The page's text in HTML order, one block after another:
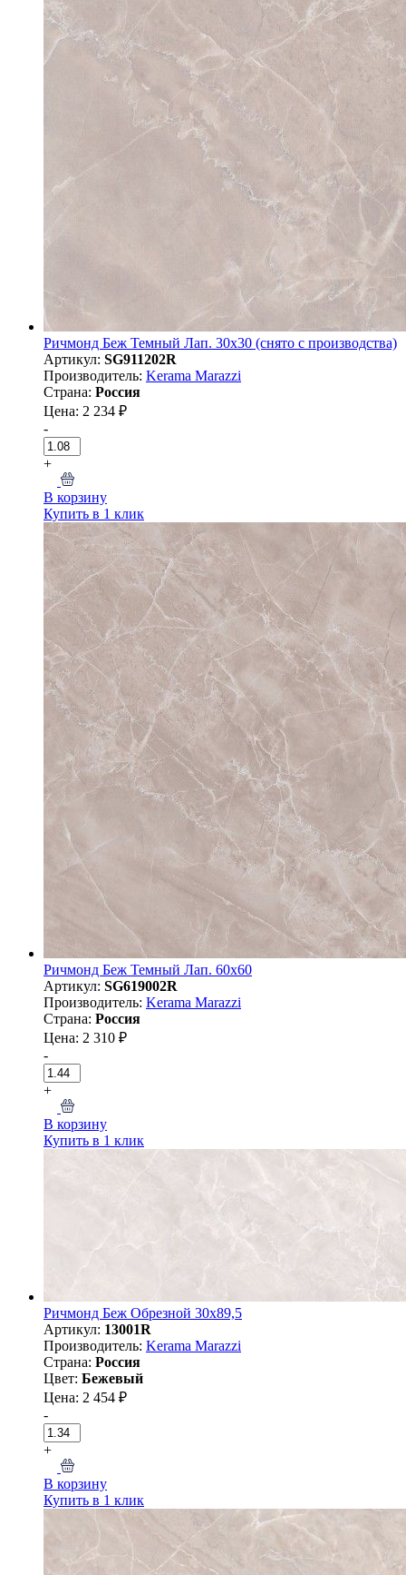
Ричмонд Беж Темный Лап. 30х30 (снято с производства)
Артикул: SG911202R
Производитель: Kerama Marazzi
Страна: Россия
Цена: 2 234 ₽
-
+
В корзину
Купить в 1 клик
Ричмонд Беж Темный Лап. 60х60
Артикул: SG619002R
Производитель: Kerama Marazzi
Страна: Россия
Цена: 2 310 ₽
-
+
В корзину
Купить в 1 клик
Ричмонд Беж Обрезной 30х89,5
Артикул: 13001R
Производитель: Kerama Marazzi
Страна: Россия
Цвет: Бежевый
Цена: 2 454 ₽
-
+
В корзину
Купить в 1 клик